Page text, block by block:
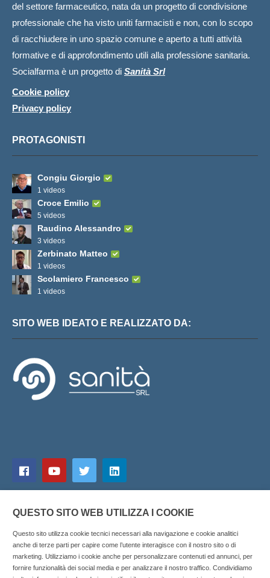
del settore farmaceutico, nata da un progetto di condivisione
professionale che ha visto uniti farmacisti e non, con lo scopo
di racchiudere in uno spazio comune e aperto a tutti attività
formative e di approfondimento utili alla professione sanitaria.
Socialfarma è un progetto di Sanità Srl
Cookie policy
Privacy policy
PROTAGONISTI
Congiu Giorgio
1 videos
Croce Emilio
5 videos
Raudino Alessandro
3 videos
Zerbinato Matteo
1 videos
Scolamiero Francesco
1 videos
SITO WEB IDEATO E REALIZZATO DA:
QUESTO SITO WEB UTILIZZA I COOKIE
Questo sito utilizza cookie tecnici necessari alla navigazione e cookie analitici
anche di terze parti per capire come l’utente interagisce con il nostro sito o di
marketing. Utilizziamo i cookie anche per personalizzare contenuti ed annunci, per
fornire funzionalità dei social media e per analizzare il nostro traffico. Condividiamo